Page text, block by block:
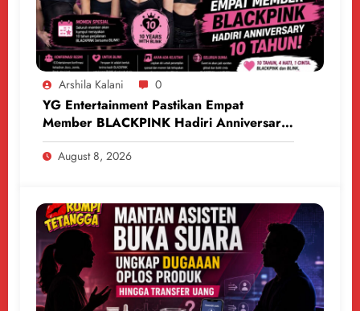
Arshila Kalani 0
YG Entertainment Pastikan Empat
Member BLACKPINK Hadiri Anniversary
10 Tahun
August 8, 2026